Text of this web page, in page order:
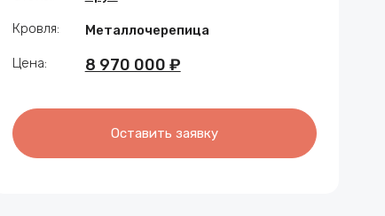
Кровля: Металлочерепица
Цена: 8 970 000 ₽
Оставить заявку